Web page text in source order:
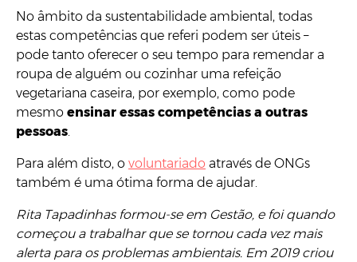
No âmbito da sustentabilidade ambiental, todas
estas competências que referi podem ser úteis –
pode tanto oferecer o seu tempo para remendar a
roupa de alguém ou cozinhar uma refeição
vegetariana caseira, por exemplo, como pode
mesmo ensinar essas competências a outras
pessoas.
Para além disto, o voluntariado através de ONGs
também é uma ótima forma de ajudar.
Rita Tapadinhas formou-se em Gestão, e foi quando
começou a trabalhar que se tornou cada vez mais
alerta para os problemas ambientais. Em 2019 criou